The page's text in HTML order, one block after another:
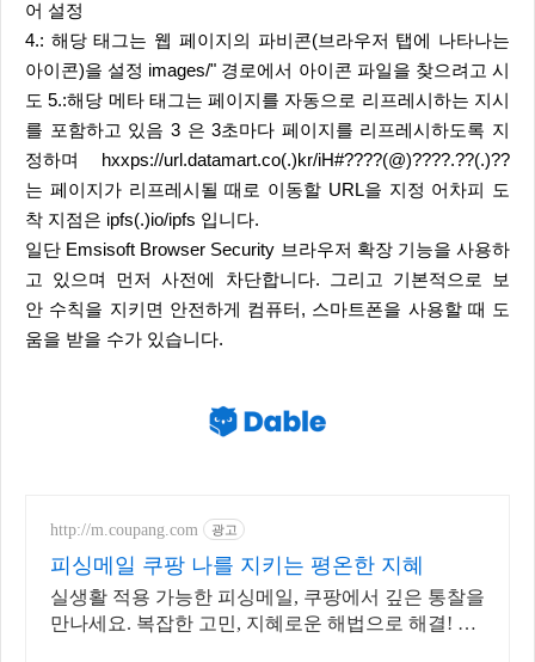
어 설정
4.: 해당 태그는 웹 페이지의 파비콘(브라우저 탭에 나타나는
아이콘)을 설정 images/" 경로에서 아이콘 파일을 찾으려고 시
도 5.:해당 메타 태그는 페이지를 자동으로 리프레시하는 지시
를 포함하고 있음 3 은 3초마다 페이지를 리프레시하도록 지
정하며 hxxps://url.datamart.co(.)kr/iH#????(@)????.??(.)??
는 페이지가 리프레시될 때로 이동할 URL을 지정 어차피 도
착 지점은 ipfs(.)io/ipfs 입니다.
일단 Emsisoft Browser Security 브라우저 확장 기능을 사용하
고 있으며 먼저 사전에 차단합니다. 그리고 기본적으로 보
안 수칙을 지키면 안전하게 컴퓨터, 스마트폰을 사용할 때 도
움을 받을 수가 있습니다.
http://m.coupang.com 광고
피싱메일 쿠팡 나를 지키는 평온한 지혜
실생활 적용 가능한 피싱메일, 쿠팡에서 깊은 통찰을
만나세요. 복잡한 고민, 지혜로운 해법으로 해결! 자